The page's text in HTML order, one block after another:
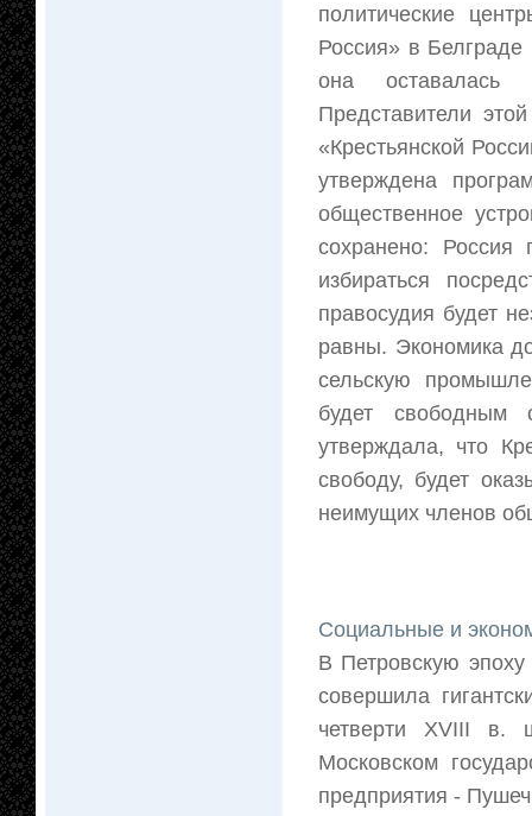
политические
Россия» в Белграде
она оставалась
Представители
«Крестьянской
утверждена
общественное
сохранено: Россия
избираться
правосудия будет
равны. Экономика
сельскую
будет свободным
утверждала, что
свободу, будет
неимущих членов
Социальные и
В Петровскую
совершила
четверти XVIII в.
Московском
предприятия -